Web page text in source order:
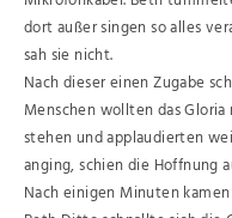
dort außer singen so alles
sah sie nicht.
Nach dieser einen Zugabe
Menschen wollten das
stehen und applaudierten
anging, schien die Hoffnung
Nach einigen Minuten